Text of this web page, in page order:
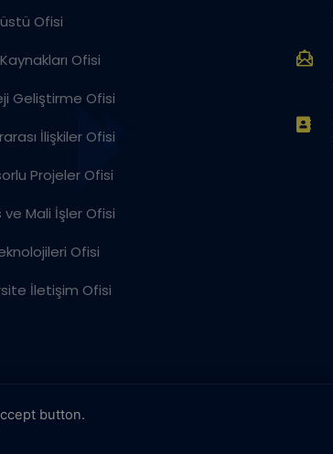
Ofisi
Ofisi
Geliştirme Ofisi
İlişkiler Ofisi
Projeler Ofisi
ve Mali İşler Ofisi
Ofisi
İletişim Ofisi
button.